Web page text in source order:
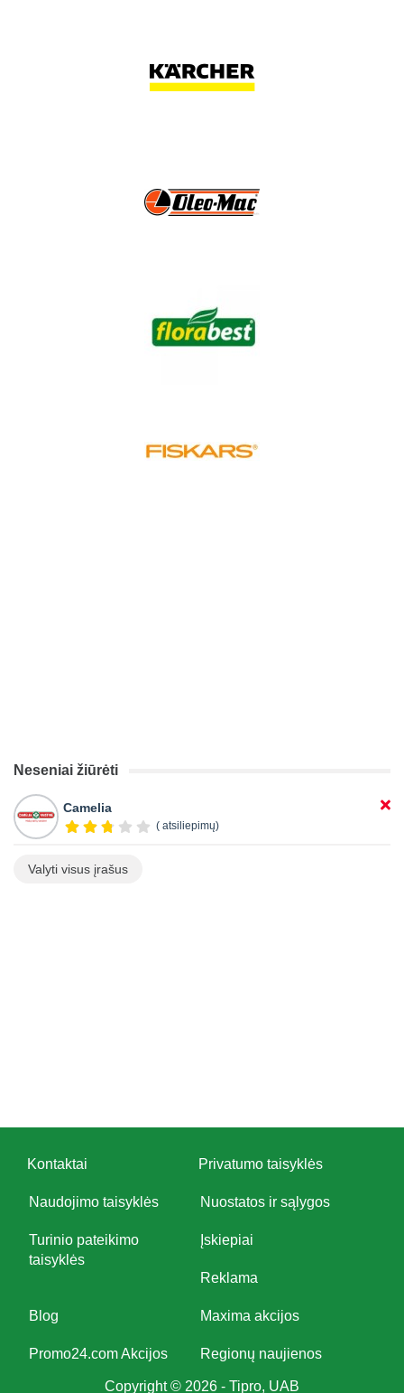
Neseniai žiūrėti
Camelia
( atsiliepimų)
Valyti visus įrašus
Kontaktai Privatumo taisyklės
Naudojimo taisyklės Nuostatos ir sąlygos
Turinio pateikimo
taisyklės
Įskiepiai
Reklama
Blog Maxima akcijos
Promo24.com Akcijos Regionų naujienos
Copyright © 2026 - Tipro, UAB